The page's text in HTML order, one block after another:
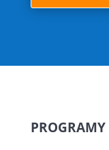
PROGRAMY